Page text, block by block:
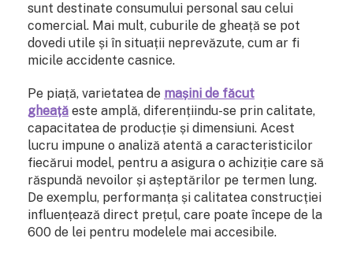
sunt destinate consumului personal sau celui
comercial. Mai mult, cuburile de gheață se pot
dovedi utile și în situații neprevăzute, cum ar fi
micile accidente casnice.
Pe piață, varietatea de mașini de făcut
gheață este amplă, diferențiindu-se prin calitate,
capacitatea de producție și dimensiuni. Acest
lucru impune o analiză atentă a caracteristicilor
fiecărui model, pentru a asigura o achiziție care să
răspundă nevoilor și așteptărilor pe termen lung.
De exemplu, performanța și calitatea construcției
influențează direct prețul, care poate începe de la
600 de lei pentru modelele mai accesibile.